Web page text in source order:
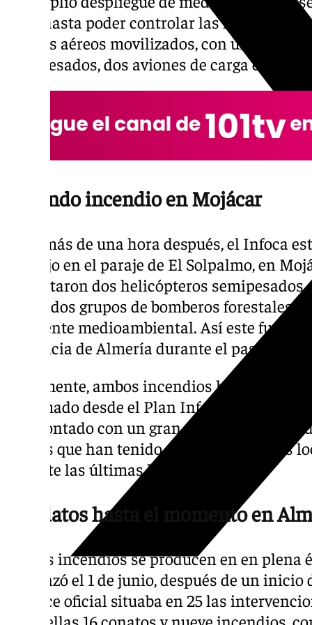
zona hasta poder controlar las llamas. En
medios aéreos movilizados, con un
semipesados, dos aviones de carga en
Segundo incendio en Mojácar
Poco más de una hora después, el Infoca
produjo en el paraje de El Solpalmo, en
necesitaron dos helicópteros
tierra, dos grupos de bomberos forestales,
un agente medioambiental. Así este fue el
provincia de Almería durante el pasado
Finalmente, ambos incendios han
informado desde el Plan Infoca este
han contado con un gran despliegue de
llamas que han tenido en vilo a estas dos
durante las últimas horas.
Los datos hasta el momento en
Ambos incendios se producen en en plena
comenzó el 1 de junio, después de un
balance oficial situaba en 25 las